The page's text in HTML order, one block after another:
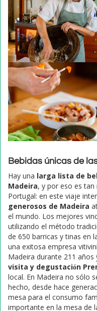
Bebidas únicas de
Hay una larga lista de
Madeira, y por eso es
Portugal: en este viaje
generosos de Madeira
el mundo. Los mejores
utilizando el método
de 650 barricas y tinas en
una exitosa empresa
Madeira durante 211
visita y degustación
local. En Madeira no sólo
hecho, desde hace
mesa para el consumo
importante en la mesa de